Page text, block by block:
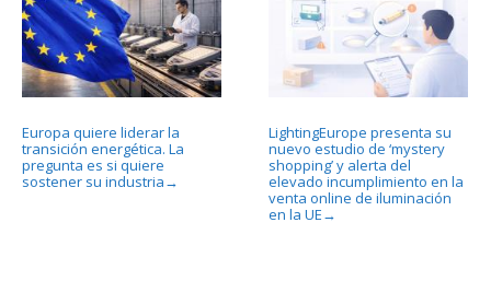
Europa quiere liderar la
transición energética. La
pregunta es si quiere
sostener su industria →
LightingEurope presenta su
nuevo estudio de ‘mystery
shopping’ y alerta del
elevado incumplimiento en la
venta online de iluminación
en la UE →